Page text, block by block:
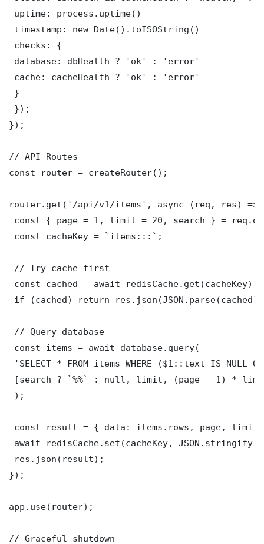
uptime: process.uptime()
timestamp: new Date().toISOString()
checks: {
database: dbHealth ? 'ok' : 'error'
cache: cacheHealth ? 'ok' : 'error'
}
});
});
// API Routes
const router = createRouter();
router.get('/api/v1/items', async (req, res) =>
const { page = 1, limit = 20, search } =
const cacheKey = `items:::`;
// Try cache first
const cached = await redisCache.get(cacheKey);
if (cached) return
// Query database
const items = await database.query(
'SELECT * FROM items WHERE ($1::text IS NULL
[search ? `%%` : null, limit, (page - 1) *
);
const result = { data: items.rows, page,
await redisCache.set(cacheKey,
res.json(result);
});
app.use(router);
// Graceful shutdown